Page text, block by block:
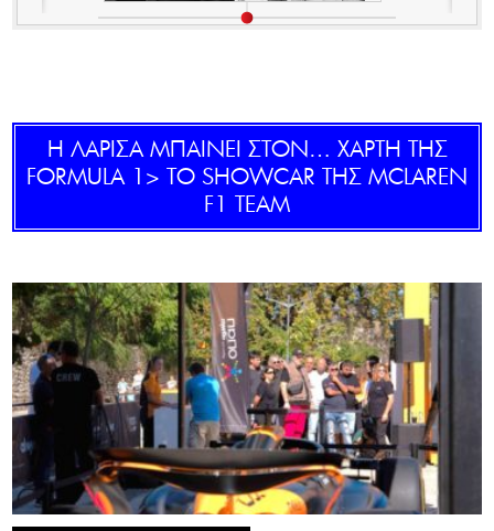
SOOZIE’S FRIENDS
TECH
HEALTH
MEDIALAND
DRIVE
SPORTS
Η ΛΑΡΙΣΑ ΜΠΑΙΝΕΙ ΣΤΟΝ… ΧΑΡΤΗ ΤΗΣ
FORMULA 1> ΤΟ SHOWCAR ΤΗΣ MCLAREN
F1 TEAM